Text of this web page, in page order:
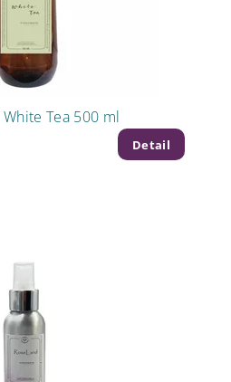
Tea 500 ml
Detail